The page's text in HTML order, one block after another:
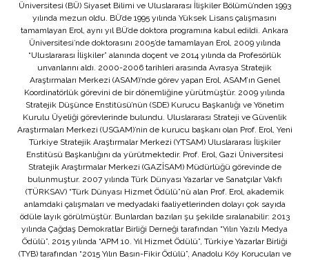
Üniversitesi (BÜ) Siyaset Bilimi ve Uluslararası İlişkiler Bölümü’nden 1993
yılında mezun oldu. BÜ’de 1995 yılında Yüksek Lisans çalışmasını
tamamlayan Erol, aynı yıl BÜ’de doktora programına kabul edildi. Ankara
Üniversitesi’nde doktorasını 2005’de tamamlayan Erol, 2009 yılında
“Uluslararası İlişkiler” alanında doçent ve 2014 yılında da Profesörlük
unvanlarını aldı. 2000-2006 tarihleri arasında Avrasya Stratejik
Araştırmaları Merkezi (ASAM)’nde görev yapan Erol, ASAM’ın Genel
Koordinatörlük görevini de bir dönemliğine yürütmüştür. 2009 yılında
Stratejik Düşünce Enstitüsü’nün (SDE) Kurucu Başkanlığı ve Yönetim
Kurulu Üyeliği görevlerinde bulundu. Uluslararası Strateji ve Güvenlik
Araştırmaları Merkezi (USGAM)’nin de kurucu başkanı olan Prof. Erol, Yeni
Türkiye Stratejik Araştırmalar Merkezi (YTSAM) Uluslararası İlişkiler
Enstitüsü Başkanlığını da yürütmektedir. Prof. Erol, Gazi Üniversitesi
Stratejik Araştırmalar Merkezi (GAZİSAM) Müdürlüğü görevinde de
bulunmuştur. 2007 yılında Türk Dünyası Yazarlar ve Sanatçılar Vakfı
(TÜRKSAV) “Türk Dünyası Hizmet Ödülü”nü alan Prof. Erol, akademik
anlamdaki çalışmaları ve medyadaki faaliyetlerinden dolayı çok sayıda
ödüle layık görülmüştür. Bunlardan bazıları şu şekilde sıralanabilir: 2013
yılında Çağdaş Demokratlar Birliği Derneği tarafından “Yılın Yazılı Medya
Ödülü”, 2015 yılında “APM 10. Yıl Hizmet Ödülü”, Türkiye Yazarlar Birliği
(TYB) tarafından “2015 Yılın Basın-Fikir Ödülü”, Anadolu Köy Korucuları ve